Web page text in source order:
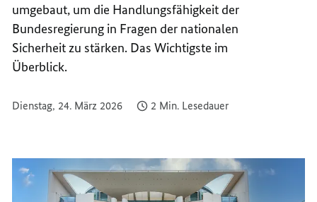
umgebaut, um die Handlungsfähigkeit der
Bundesregierung in Fragen der nationalen
Sicherheit zu stärken. Das Wichtigste im
Überblick.
Dienstag, 24. März 2026 2 Min. Lesedauer